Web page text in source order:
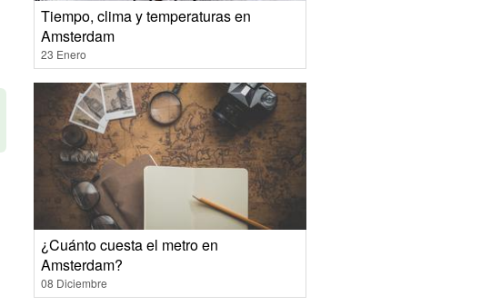
Tiempo, clima y temperaturas en
Amsterdam
23 Enero
¿Cuánto cuesta el metro en
Amsterdam?
08 Diciembre